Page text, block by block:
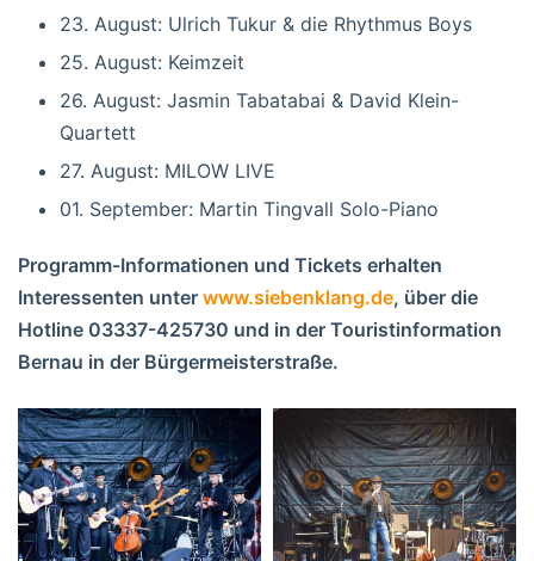
23. August: Ulrich Tukur & die Rhythmus Boys
25. August: Keimzeit
26. August: Jasmin Tabatabai & David Klein-
Quartett
27. August: MILOW LIVE
01. September: Martin Tingvall Solo-Piano
Programm-Informationen und Tickets erhalten
Interessenten unter www.siebenklang.de, über die
Hotline 03337-425730 und in der Touristinformation
Bernau in der Bürgermeisterstraße.